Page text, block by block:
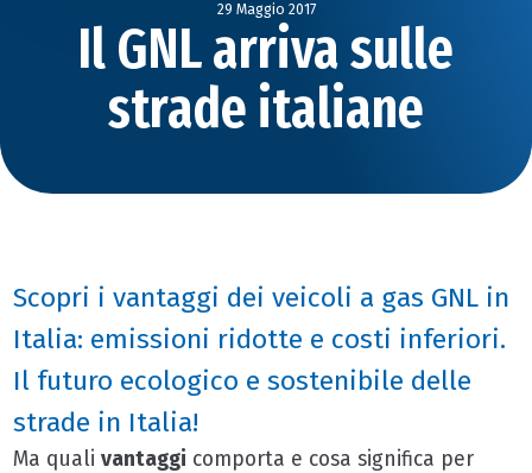
29 Maggio 2017
Il GNL arriva sulle
strade italiane
Scopri i vantaggi dei veicoli a gas GNL in
Italia: emissioni ridotte e costi inferiori.
Il futuro ecologico e sostenibile delle
strade in Italia!
Ma quali vantaggi comporta e cosa significa per